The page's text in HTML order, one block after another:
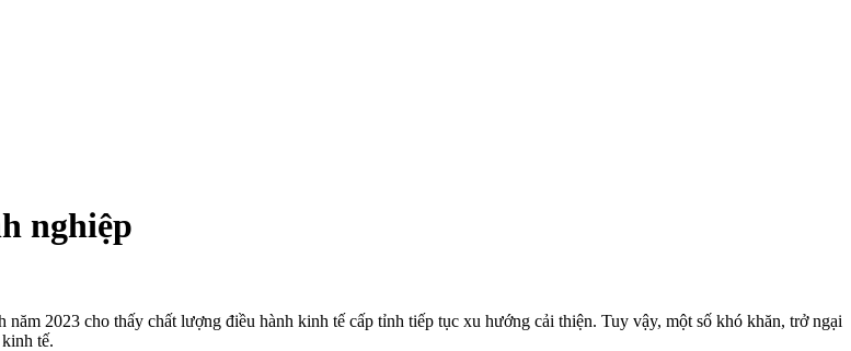
nghiệp
2023 cho thấy chất lượng điều hành kinh tế cấp tỉnh tiếp tục xu hướng cải thiện. Tuy vậy, một số khó khăn, trở ngại
tế.